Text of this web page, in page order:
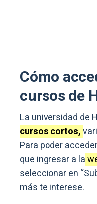
Cómo
cursos de
La universidad de
cursos cortos,
Para poder
que ingresar a la
seleccionar en
más te interese.